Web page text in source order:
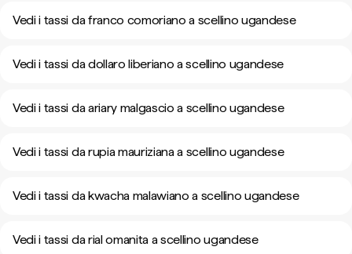
Vedi i tassi da franco comoriano a scellino ugandese
Vedi i tassi da dollaro liberiano a scellino ugandese
Vedi i tassi da ariary malgascio a scellino ugandese
Vedi i tassi da rupia mauriziana a scellino ugandese
Vedi i tassi da kwacha malawiano a scellino ugandese
Vedi i tassi da rial omanita a scellino ugandese